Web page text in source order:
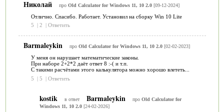
Николай про Old Calculator for Windows 11, 10 2.0[09-12-2024]
Отлично. Спасибо. Работает. Установил на сборку Win 10 Lite
5
| 2 | Ответить
Barmaleykin про Old Calculator for Windows 11, 10 2.0[02-02-2023]
У меня он нарушает математические законы.
При наборе 2+2*2 даёт ответ 8 :-( и т.п.
С такими расчётами этого калькулятора можно хорошо влететь...
5
| 5 | Ответить
kostik в ответ Barmaleykin про Old Calculator for
Windows 11, 10 2.0[24-02-2026]